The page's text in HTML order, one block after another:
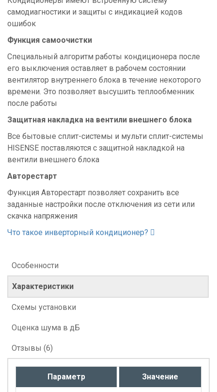
самодиагностики и защиты с индикацией кодов
ошибок
Функция самоочистки
Специальный алгоритм работы кондиционера после
его выключения оставляет в рабочем состоянии
вентилятор внутреннего блока в течение некоторого
времени. Это позволяет высушить теплообменник
после работы
Защитная накладка на вентили внешнего блока
Все бытовые сплит-системы и мульти сплит-системы
HISENSE поставляются с защитной накладкой на
вентили внешнего блока
Авторестарт
Функция Авторестарт позволяет сохранить все
заданные настройки после отключения из сети или
скачка напряжения
Что такое инверторный кондиционер?
Особенности
Характеристики
Схемы установки
Оценка шума в дБ
Отзывы (6)
Параметр Значение